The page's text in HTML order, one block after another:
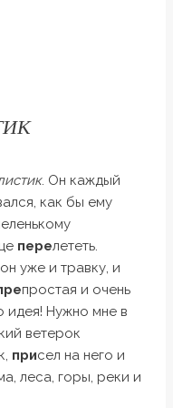
. Он каждый
как бы ему
перелететь.
уже и травку, и
простая и очень
идея! Нужно мне в
ветерок
присел на него и
леса, горы, реки и